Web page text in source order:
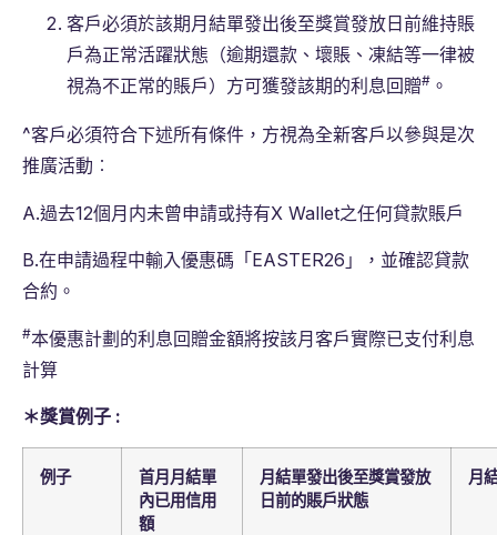
客戶必須於該期月結單發出後至獎賞發放日前維持賬
戶為正常活躍狀態（逾期還款、壞賬、凍結等一律被
視為不正常的賬戶）方可獲發該期的利息回贈# 。
^客戶必須符合下述所有條件，方視為全新客戶以參與是次
推廣活動︰
A.過去12個月内未曾申請或持有X Wallet之任何貸款賬戶
B.在申請過程中輸入優惠碼「EASTER26」，並確認貸款
合約。
#本優惠計劃的利息回贈金額將按該月客戶實際已支付利息
計算
＊獎賞例子 :
例子
首月月結單
內已用信用
額
月結單發出後至獎賞發放
日前的賬戶狀態
月